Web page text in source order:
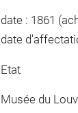
date : 1861
date
Etat
Musée du